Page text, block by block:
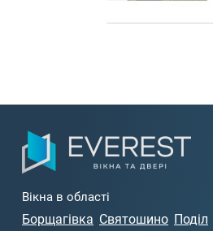
Вікна в області
Борщагівка Святошино Поділ